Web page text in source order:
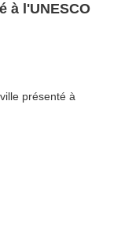
à l'UNESCO